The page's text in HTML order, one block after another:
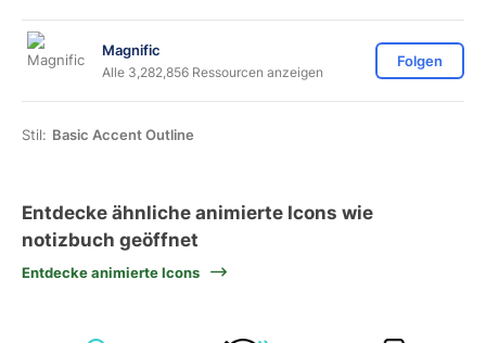
Magnific
Alle 3,282,856 Ressourcen anzeigen
Folgen
Stil: Basic Accent Outline
Entdecke ähnliche animierte Icons wie
notizbuch geöffnet
Entdecke animierte Icons